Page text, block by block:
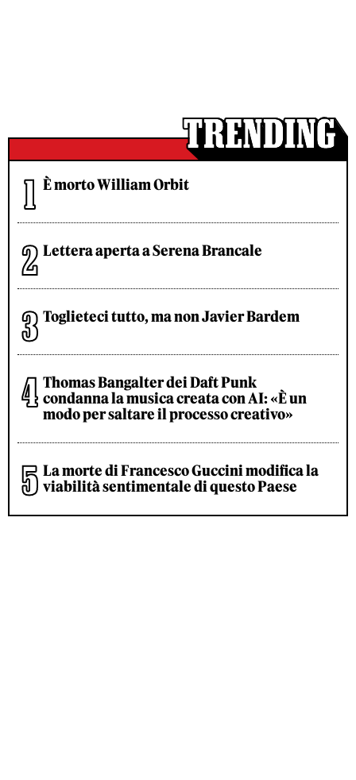
È morto William Orbit
Lettera aperta a Serena Brancale
Toglieteci tutto, ma non Javier Bardem
Thomas Bangalter dei Daft Punk
condanna la musica creata con AI: «È un
modo per saltare il processo creativo»
La morte di Francesco Guccini modifica la
viabilità sentimentale di questo Paese